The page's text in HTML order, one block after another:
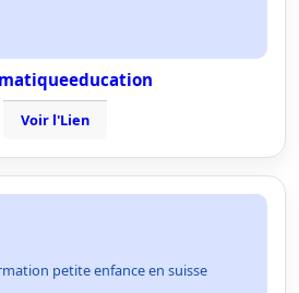
Voir l'Lien
petite enfance en suisse